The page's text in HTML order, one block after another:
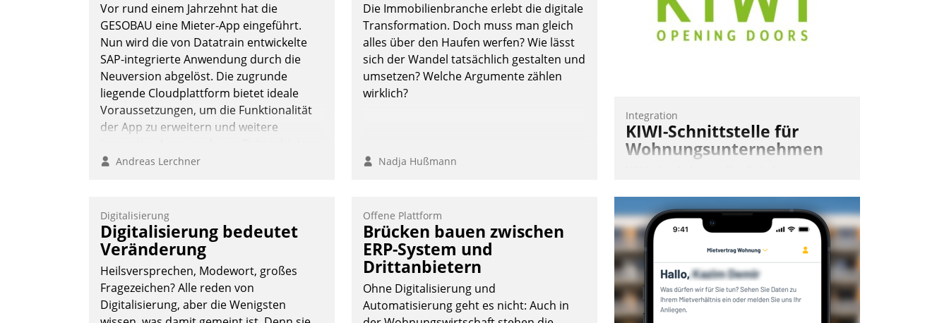
Vor rund einem Jahrzehnt hat die
GESOBAU eine Mieter-App eingeführt.
Nun wird die von Datatrain entwickelte
SAP-integrierte Anwendung durch die
Neuversion abgelöst. Die zugrunde
liegende Cloudplattform bietet ideale
Voraussetzungen, um die Funktionalität
der App zu erweitern und weitere
in SAP zu integrieren.
Andreas Lerchner
Die Immobilienbranche erlebt die digitale
Transformation. Doch muss man gleich
alles über den Haufen werfen? Wie lässt
sich der Wandel tatsächlich gestalten und
umsetzen? Welche Argumente zählen
wirklich?
Nadja Hußmann
Integration
KIWI-Schnittstelle für
Wohnungsunternehmen
Beratungs- und
Softwareentwicklungshaus Datatrain.
Digitalisierung
Digitalisierung bedeutet
Veränderung
Heilsversprechen, Modewort, großes
Fragezeichen? Alle reden von
Digitalisierung, aber die Wenigsten
Offene Plattform
Brücken bauen zwischen
ERP-System und
Drittanbietern
Ohne Digitalisierung und
Automatisierung geht es nicht: Auch in